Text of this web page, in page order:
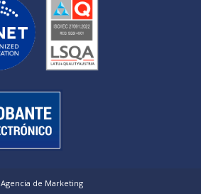
Agencia de Marketing